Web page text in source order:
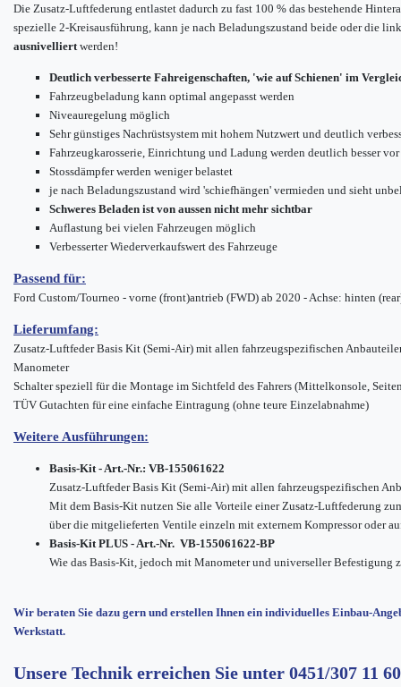
Die Zusatz-Luftfederung entlastet dadurch zu fast 100 % das bestehende
spezielle 2-Kreisausführung, kann je nach Beladungszustand beide oder die
ausnivelliert werden!
Deutlich verbesserte Fahreigenschaften, 'wie auf Schienen' im
Fahrzeugbeladung kann optimal angepasst werden
Niveauregelung möglich
Sehr günstiges Nachrüstsystem mit hohem Nutzwert und deutlich
Fahrzeugkarosserie, Einrichtung und Ladung werden deutlich besser
Stossdämpfer werden weniger belastet
je nach Beladungszustand wird 'schiefhängen' vermieden und sieht
Schweres Beladen ist von aussen nicht mehr sichtbar
Auflastung bei vielen Fahrzeugen möglich
Verbesserter Wiederverkaufswert des Fahrzeuge
Passend für:
Ford Custom/Tourneo - vorne (front)antrieb (FWD) ab 2020 - Achse: hinten
Lieferumfang:
Zusatz-Luftfeder Basis Kit (Semi-Air) mit allen fahrzeugspezifischen
Manometer
Schalter speziell für die Montage im Sichtfeld des Fahrers (Mittelkonsole,
TÜV Gutachten für eine einfache Eintragung (ohne teure Einzelabnahme)
Weitere Ausführungen:
Basis-Kit - Art.-Nr.: VB-155061622
Zusatz-Luftfeder Basis Kit (Semi-Air) mit allen fahrzeugspezifischen
Mit dem Basis-Kit nutzen Sie alle Vorteile einer Zusatz-Luftfederung
über die mitgelieferten Ventile einzeln mit externem Kompressor oder
Basis-Kit PLUS - Art.-Nr. VB-155061622-BP
Wie das Basis-Kit, jedoch mit Manometer und universeller Befestigung
Wir beraten Sie dazu gern und erstellen Ihnen ein individuelles Einbau-
Werkstatt.
Unsere Technik erreichen Sie unter 0451/307 11 60